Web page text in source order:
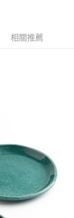
，需透過AFTEE先享
同意方可使用
本公司不負相關責
戶狀況，依本公司即
本公司將視審查結果
現惡意使用之情形，
採取法律行動。
相關推薦